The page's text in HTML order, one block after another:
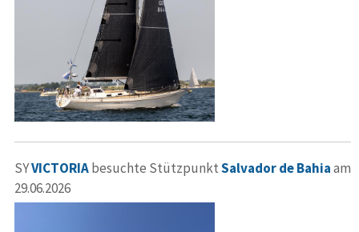
SYVICTORIAbesuchte StützpunktSalvador de Bahiaam
29.06.2026